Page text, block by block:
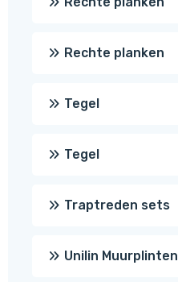
Rechte planken
Tegel
Tegel
Traptreden sets
Unilin Muurplinten